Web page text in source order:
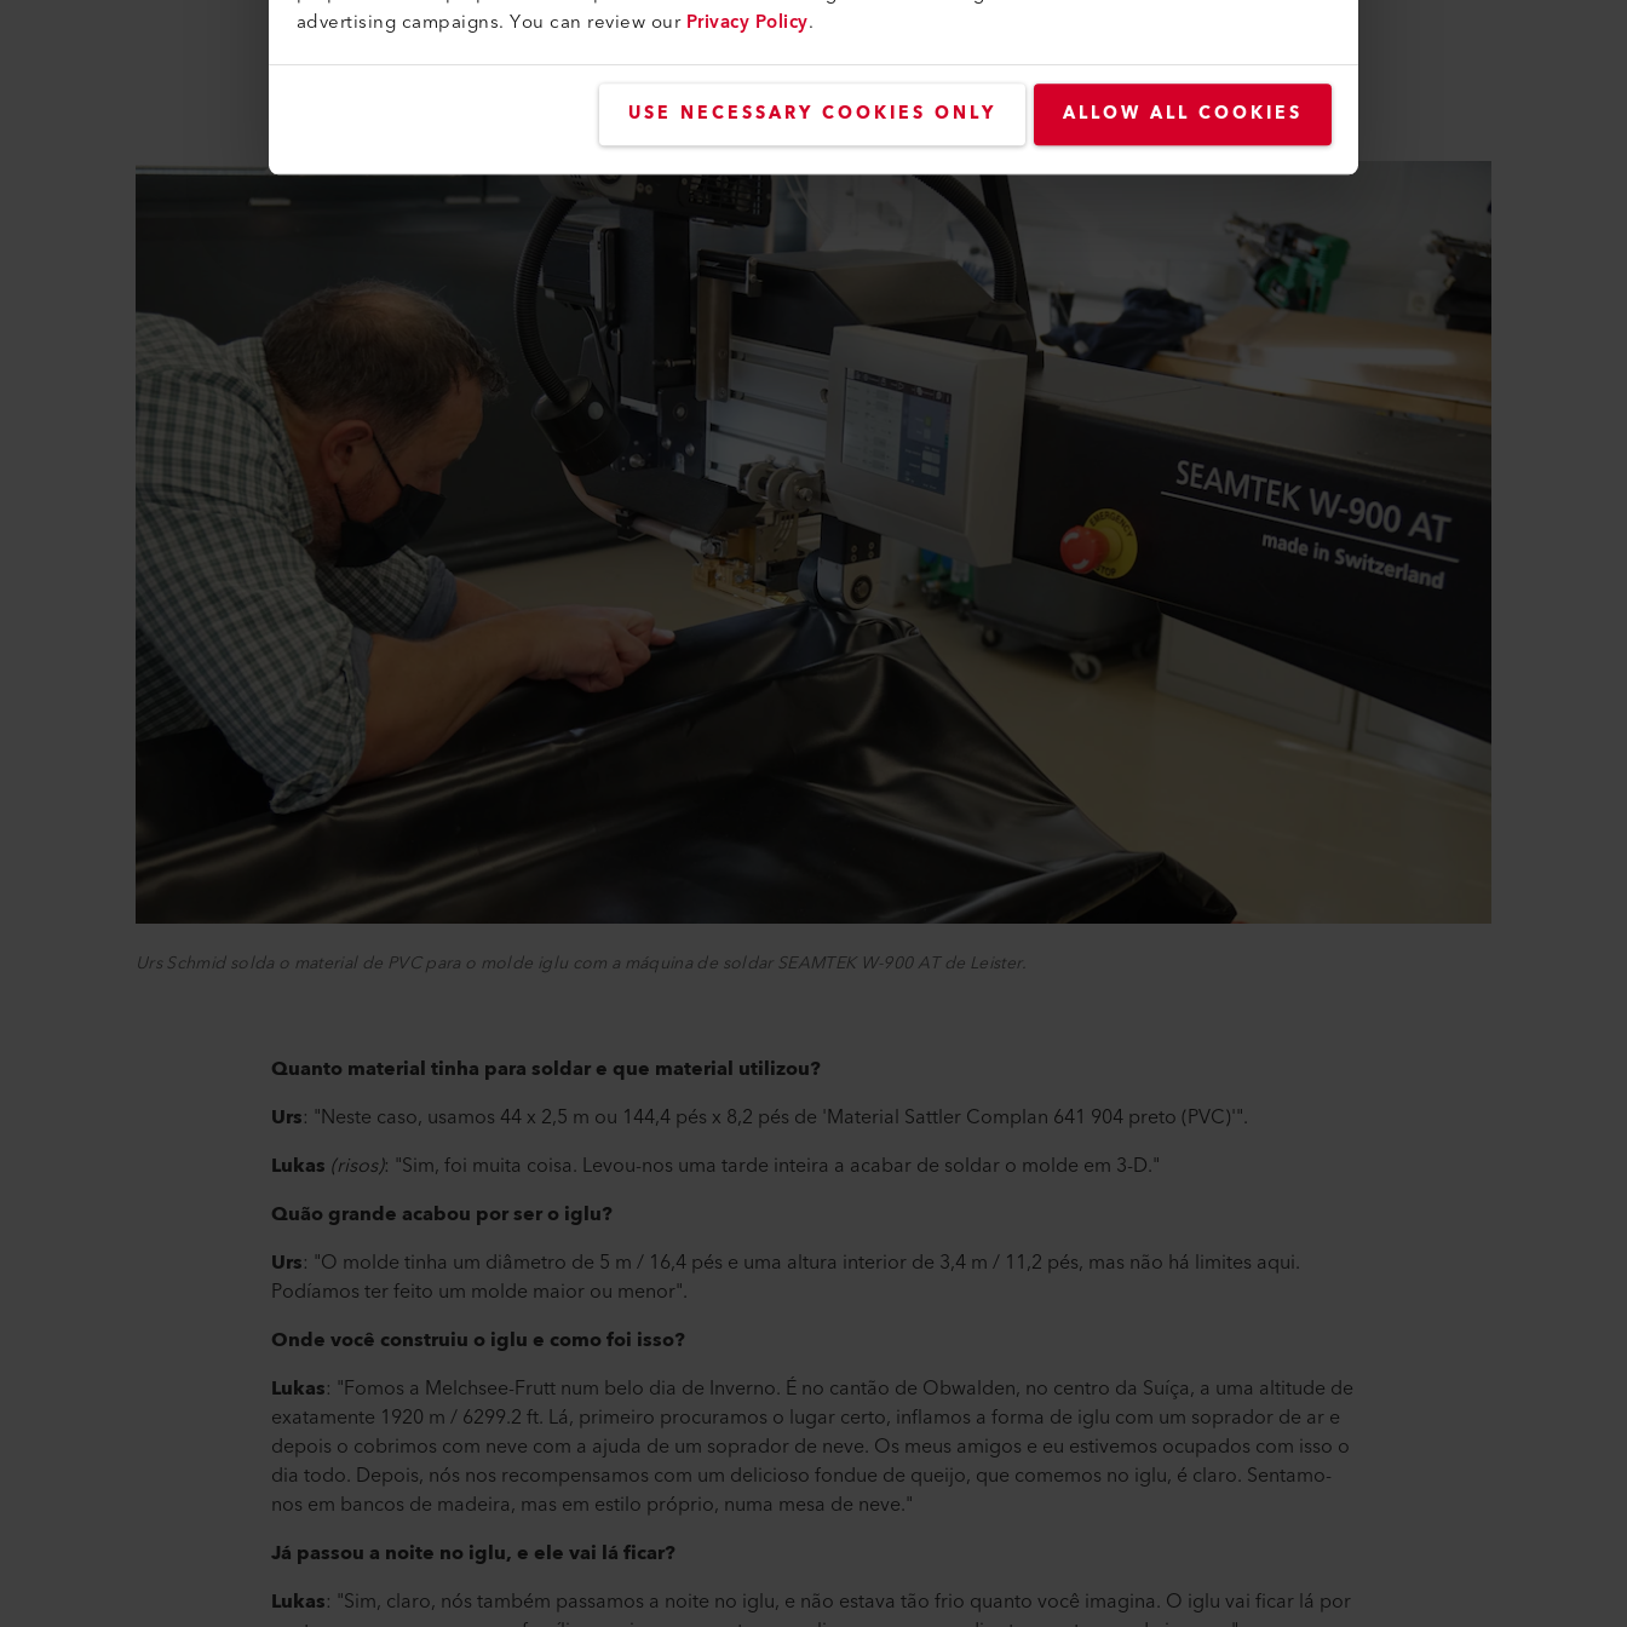
advertising campaigns. You can review ourPrivacy Policy.
USE NECESSARY COOKIES ONLY ALLOW ALL COOKIES
seja para uso privado ou para uso comercial, como bares, restaurantes ou como quartos de hotel".
Urs Schmid solda o material de PVC para o molde iglu com a máquina de soldar SEAMTEK W-900 AT de Leister.
Quanto material tinha para soldar e que material utilizou?
Urs: "Neste caso, usamos 44 x 2,5 m ou 144,4 pés x 8,2 pés de 'Material Sattler Complan 641 904 preto (PVC)'".
Lukas (risos): "Sim, foi muita coisa. Levou-nos uma tarde inteira a acabar de soldar o molde em 3-D."
Quão grande acabou por ser o iglu?
Urs: "O molde tinha um diâmetro de 5 m / 16,4 pés e uma altura interior de 3,4 m / 11,2 pés, mas não há limites aqui.
Podíamos ter feito um molde maior ou menor".
Onde você construiu o iglu e como foi isso?
Lukas: "Fomos a Melchsee-Frutt num belo dia de Inverno. É no cantão de Obwalden, no centro da Suíça, a uma altitude de
exatamente 1920 m / 6299.2 ft. Lá, primeiro procuramos o lugar certo, inflamos a forma de iglu com um soprador de ar e
depois o cobrimos com neve com a ajuda de um soprador de neve. Os meus amigos e eu estivemos ocupados com isso o
dia todo. Depois, nós nos recompensamos com um delicioso fondue de queijo, que comemos no iglu, é claro. Sentamo-
nos em bancos de madeira, mas em estilo próprio, numa mesa de neve."
Já passou a noite no iglu, e ele vai lá ficar?
Lukas: "Sim, claro, nós também passamos a noite no iglu, e não estava tão frio quanto você imagina. O iglu vai ficar lá por